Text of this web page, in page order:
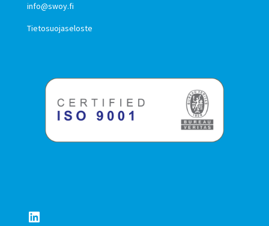
info@swoy.fi
Tietosuojaseloste
LinkedIn